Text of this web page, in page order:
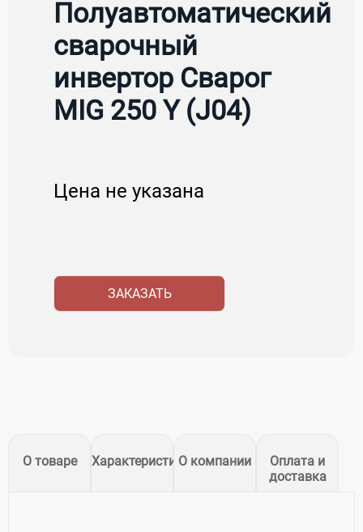
Полуавтоматический
сварочный
инвертор Сварог
MIG 250 Y (J04)
Цена не указана
ЗАКАЗАТЬ
О товаре ХарактеристикиО компании
Оплата и
доставка